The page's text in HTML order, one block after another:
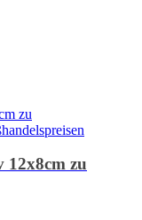
12x8cm zu